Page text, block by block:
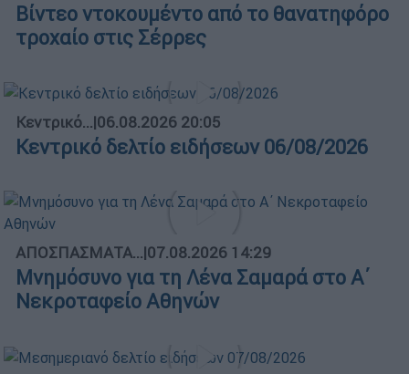
Βίντεο ντοκουμέντο από το θανατηφόρο
τροχαίο στις Σέρρες
Κεντρικό...|06.08.2026 20:05
Κεντρικό δελτίο ειδήσεων 06/08/2026
ΑΠΟΣΠΑΣΜΑΤΑ...|07.08.2026 14:29
Μνημόσυνο για τη Λένα Σαμαρά στο Α΄
Νεκροταφείο Αθηνών